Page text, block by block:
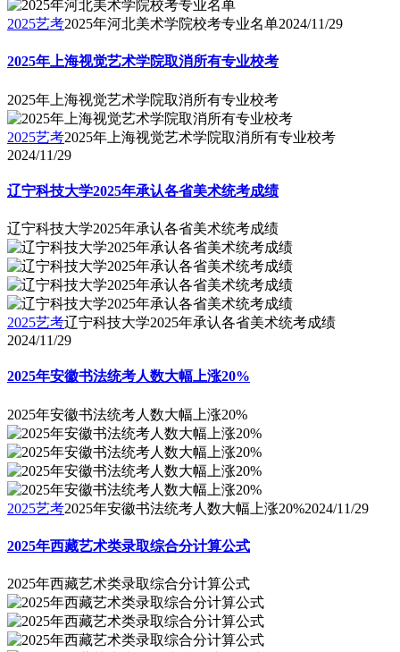
2025艺考2025年河北美术学院校考专业名单2024/11/29
2025年上海视觉艺术学院取消所有专业校考
2025年上海视觉艺术学院取消所有专业校考
2025艺考2025年上海视觉艺术学院取消所有专业校考
2024/11/29
辽宁科技大学2025年承认各省美术统考成绩
辽宁科技大学2025年承认各省美术统考成绩
2025艺考辽宁科技大学2025年承认各省美术统考成绩
2024/11/29
2025年安徽书法统考人数大幅上涨20%
2025年安徽书法统考人数大幅上涨20%
2025艺考2025年安徽书法统考人数大幅上涨20%2024/11/29
2025年西藏艺术类录取综合分计算公式
2025年西藏艺术类录取综合分计算公式